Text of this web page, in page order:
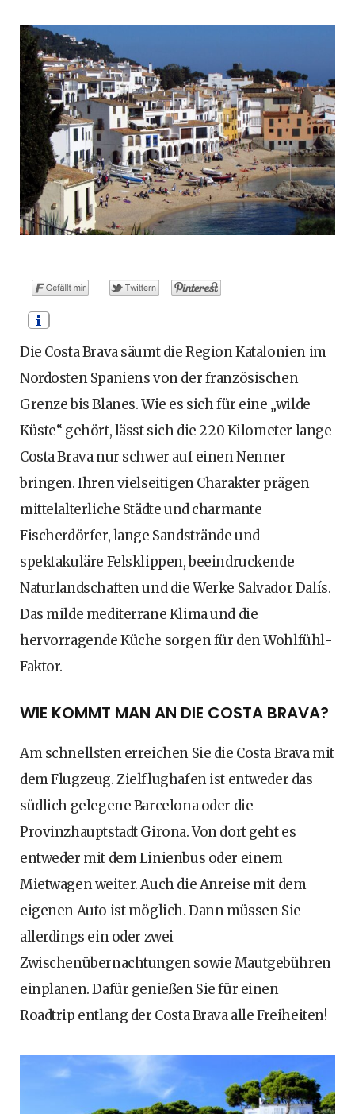
o
k
t
t
e
r
)
g
a
m
r
s
t
b
Die Costa Brava säumt die Region Katalonien im
Nordosten Spaniens von der französischen
Grenze bis Blanes. Wie es sich für eine „wilde
Küste“ gehört, lässt sich die 220 Kilometer lange
Costa Brava nur schwer auf einen Nenner
bringen. Ihren vielseitigen Charakter prägen
mittelalterliche Städte und charmante
Fischerdörfer, lange Sandstrände und
spektakuläre Felsklippen, beeindruckende
Naturlandschaften und die Werke Salvador Dalís.
Das milde mediterrane Klima und die
hervorragende Küche sorgen für den Wohlfühl-
Faktor.
WIE KOMMT MAN AN DIE COSTA BRAVA?
Am schnellsten erreichen Sie die Costa Brava mit
dem Flugzeug. Zielflughafen ist entweder das
südlich gelegene Barcelona oder die
Provinzhauptstadt Girona. Von dort geht es
entweder mit dem Linienbus oder einem
Mietwagen weiter. Auch die Anreise mit dem
eigenen Auto ist möglich. Dann müssen Sie
allerdings ein oder zwei
Zwischenübernachtungen sowie Mautgebühren
einplanen. Dafür genießen Sie für einen
Roadtrip entlang der Costa Brava alle Freiheiten!